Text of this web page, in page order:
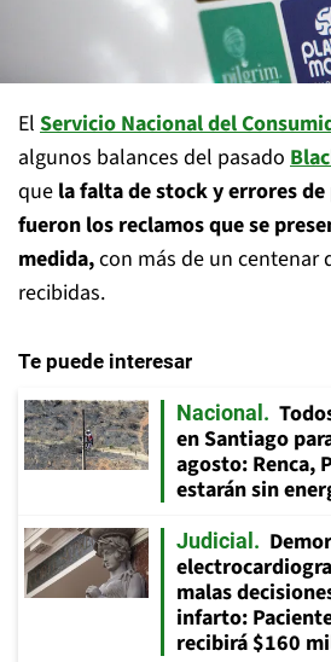
El Servicio Nacional del
algunos balances del pasado
que la falta de stock y errores
fueron los reclamos que se
medida,con más de un centenar
recibidas.
Te puede interesar
Nacional
en Santiago
agosto: Renca,
estarán sin
Judicial
malas
infarto:
recibirá $160